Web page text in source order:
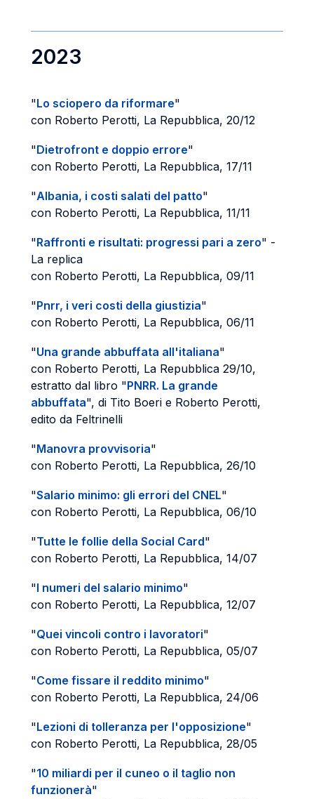
2023
"Lo sciopero da riformare"
con Roberto Perotti, La Repubblica, 20/12
"Dietrofront e doppio errore"
con Roberto Perotti, La Repubblica, 17/11
"Albania, i costi salati del patto"
con Roberto Perotti, La Repubblica, 11/11
"Raffronti e risultati: progressi pari a zero" -
La replica
con Roberto Perotti, La Repubblica, 09/11
"Pnrr, i veri costi della giustizia"
con Roberto Perotti, La Repubblica, 06/11
"Una grande abbuffata all'italiana"
con Roberto Perotti, La Repubblica 29/10,
estratto dal libro "PNRR. La grande
abbuffata", di Tito Boeri e Roberto Perotti,
edito da Feltrinelli
"Manovra provvisoria"
con Roberto Perotti, La Repubblica, 26/10
"Salario minimo: gli errori del CNEL"
con Roberto Perotti, La Repubblica, 06/10
"Tutte le follie della Social Card"
con Roberto Perotti, La Repubblica, 14/07
"I numeri del salario minimo"
con Roberto Perotti, La Repubblica, 12/07
"Quei vincoli contro i lavoratori"
con Roberto Perotti, La Repubblica, 05/07
"Come fissare il reddito minimo"
con Roberto Perotti, La Repubblica, 24/06
"Lezioni di tolleranza per l'opposizione"
con Roberto Perotti, La Repubblica, 28/05
"10 miliardi per il cuneo o il taglio non
funzionerà"